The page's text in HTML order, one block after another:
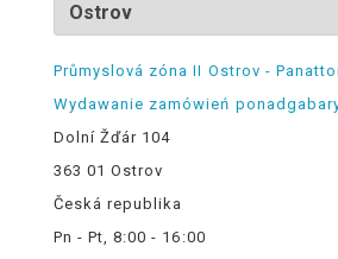
Průmyslová zóna II Ostrov -
Wydawanie zamówień
Dolní Žďár 104
363 01 Ostrov
Česká republika
Pn - Pt, 8:00 - 16:00